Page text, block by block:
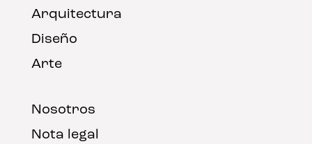
Arquitectura
Diseño
Arte
Nosotros
Nota legal